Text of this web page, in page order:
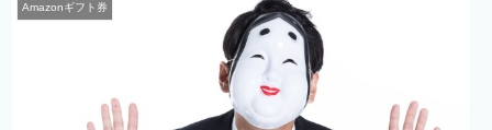
Amazonギフト券